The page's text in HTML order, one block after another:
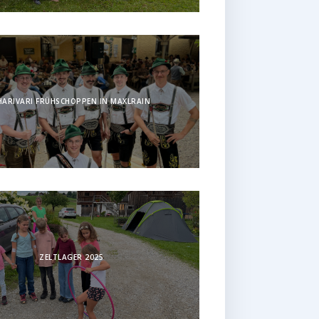
FRÜHSCHOPPEN IN MAXLRAIN
ZELTLAGER 2025